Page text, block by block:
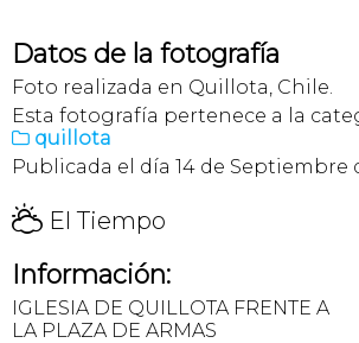
Datos de la fotografía
Foto realizada en Quillota, Chile.
Esta fotografía pertenece a la
 quillota
Publicada el día 14 de Septiembre
H El Tiempo
Información:
IGLESIA DE QUILLOTA FRENTE A
LA PLAZA DE ARMAS